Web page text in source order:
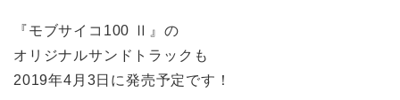
『モブサイコ100 Ⅱ』の
オリジナルサンドトラックも
2019年4月3日に発売予定です！